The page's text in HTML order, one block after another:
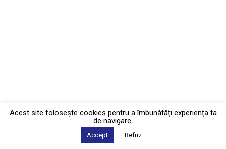
Acest site foloseşte cookies pentru a îmbunătăți experiența ta
de navigare.
Accept Refuz